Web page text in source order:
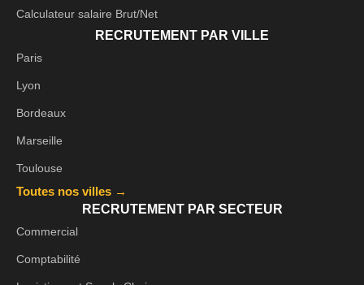
Calculateur salaire Brut/Net
RECRUTEMENT PAR VILLE
Paris
Lyon
Bordeaux
Marseille
Toulouse
Toutes nos villes →
RECRUTEMENT PAR SECTEUR
Commercial
Comptabilité